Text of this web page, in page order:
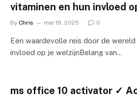
vitaminen en hun invloed
By Chris mei 19, 2025 0
Een waardevolle reis door de wereld
invloed op je welzijnBelang van…
ms office 10 activator ✓